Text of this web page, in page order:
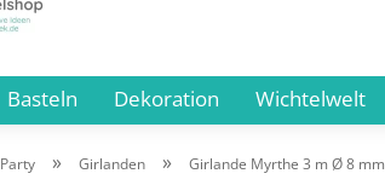
Basteln Dekoration Wichtelwelt
Party » Girlanden » Girlande Myrthe 3 m Ø 8 mm